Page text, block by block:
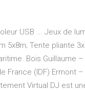
USB ... Jeux de
5x8m; Tente pliante
Bois Guillaume
France (IDF) Ermont
Virtual DJ est